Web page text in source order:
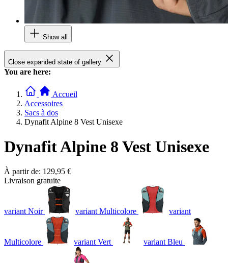
Show all
Close expanded state of gallery
You are here:
Accueil
Accessoires
Sacs à dos
Dynafit Alpine 8 Vest Unisexe
Dynafit Alpine 8 Vest Unisexe
À partir de: 129,95 €
Livraison gratuite
variant Noir variant Multicolore variant
Multicolore variant Vert variant Bleu